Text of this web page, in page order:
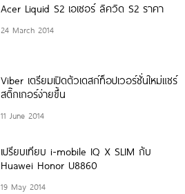
Acer Liquid S2 เอเซอร์ ลิควิด S2 ราคา
24 March 2014
Viber เตรียมเปิดตัวเดสก์ท็อปเวอร์ชั่นใหม่แชร์
สติ๊กเกอร์ง่ายขึ้น
11 June 2014
เปรียบเทียบ i-mobile IQ X SLIM กับ
Huawei Honor U8860
19 May 2014